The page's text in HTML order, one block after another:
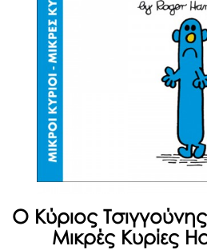
Ο Κύριος
Μικρές Κυρίες